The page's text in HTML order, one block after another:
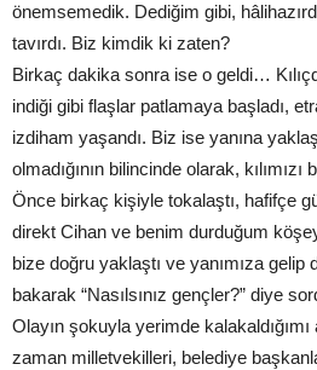
önemsemedik. Dediğim gibi,
tavırdı. Biz kimdik ki zaten?
Birkaç dakika sonra ise o geldi…
indiği gibi flaşlar patlamaya başladı,
izdiham yaşandı. Biz ise yanına
olmadığının bilincinde olarak, kılımızı
Önce birkaç kişiyle tokalaştı, hafifçe
direkt Cihan ve benim durduğum
bize doğru yaklaştı ve yanımıza
bakarak “Nasılsınız gençler?” diye
Olayın şokuyla yerimde
zaman milletvekilleri, belediye